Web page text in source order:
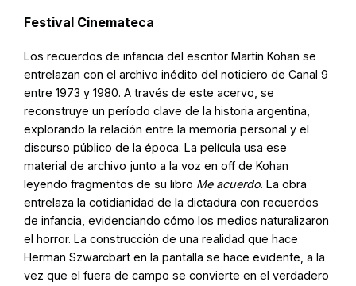
Festival Cinemateca
Los recuerdos de infancia del escritor Martín Kohan se
entrelazan con el archivo inédito del noticiero de Canal 9
entre 1973 y 1980. A través de este acervo, se
reconstruye un período clave de la historia argentina,
explorando la relación entre la memoria personal y el
discurso público de la época. La película usa ese
material de archivo junto a la voz en off de Kohan
leyendo fragmentos de su libro Me acuerdo. La obra
entrelaza la cotidianidad de la dictadura con recuerdos
de infancia, evidenciando cómo los medios naturalizaron
el horror. La construcción de una realidad que hace
Herman Szwarcbart en la pantalla se hace evidente, a la
vez que el fuera de campo se convierte en el verdadero